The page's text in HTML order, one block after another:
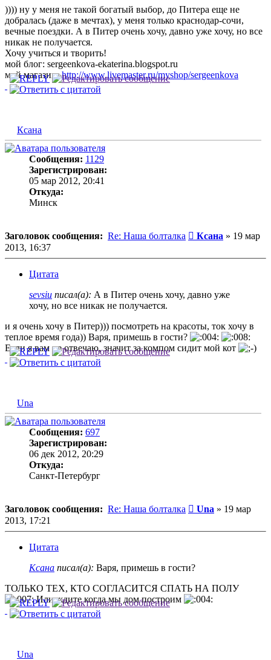
)))) ну у меня не такой богатый выбор, до Питера еще не
добралась (даже в мечтах), у меня только краснодар-сочи,
вечные поездки. А в Питер очень хочу, давно уже хочу, но все
никак не получается.
Хочу учиться и творить!
мой блог: sergeenkova-ekaterina.blogspot.ru
мой магазин:http://www.livemaster.ru/myshop/sergeenkova
Ксана
Сообщения: 1129
Зарегистрирован:
05 мар 2012, 20:41
Откуда:
Минск
Заголовок сообщения: Re: Наша болталка Сообщение
Ксана » 19 мар
2013, 16:37
Цитата
sevsiu писал(а): А в Питер очень хочу, давно уже
хочу, но все никак не получается.
и я очень хочу в Питер))) посмотреть на красоты, ток хочу в
теплое время года)) Варя, примешь в гости?
Если я вам не отвечаю, значит за компом сидит мой кот
Una
Сообщения: 697
Зарегистрирован:
06 дек 2012, 20:29
Откуда:
Санкт-Петербург
Заголовок сообщения: Re: Наша болталка Сообщение
Una » 19 мар
2013, 17:21
Цитата
Ксана писал(а): Варя, примешь в гости?
ТОЛЬКО ТЕХ, КТО СОГЛАСИТСЯ СПАТЬ НА ПОЛУ
Или ждите когда мы дом построим
Una